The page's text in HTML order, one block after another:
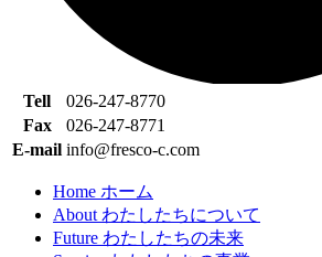
Tell
026-247-8770
Fax
026-247-8771
E-mail info@fresco-c.com
Home ホーム
About わたしたちについて
Future わたしたちの未来